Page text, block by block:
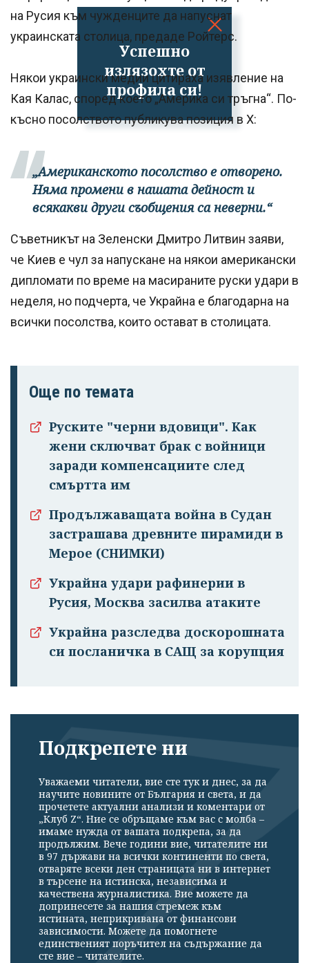
Успешно
излязохте от
профила си!
на Русия към чужденците да напуснат
украинската столица, предаде Ройтерс.
Някои украински медии цитираха изявление на
Кая Калас, според което „Америка си тръгна“. По-
късно посолството публикува позиция в X:
„Американското посолство е отворено.
Няма промени в нашата дейност и
всякакви други съобщения са неверни.“
Съветникът на Зеленски Дмитро Литвин заяви,
че Киев е чул за напускане на някои американски
дипломати по време на масираните руски удари в
неделя, но подчерта, че Украйна е благодарна на
всички посолства, които остават в столицата.
Още по темата
Руските "черни вдовици". Как
жени сключват брак с войници
заради компенсациите след
смъртта им
Продължаващата война в Судан
застрашава древните пирамиди в
Мерое (СНИМКИ)
Украйна удари рафинерии в
Русия, Москва засилва атаките
Украйна разследва доскорошната
си посланичка в САЩ за корупция
Подкрепете ни
Уважаеми читатели, вие сте тук и днес, за да
научите новините от България и света, и да
прочетете актуални анализи и коментари от
„Клуб Z“. Ние се обръщаме към вас с молба –
имаме нужда от вашата подкрепа, за да
продължим. Вече години вие, читателите ни
в 97 държави на всички континенти по света,
отваряте всеки ден страницата ни в интернет
в търсене на истинска, независима и
качествена журналистика. Вие можете да
допринесете за нашия стремеж към
истината, неприкривана от финансови
зависимости. Можете да помогнете
единственият поръчител на съдържание да
сте вие – читателите.